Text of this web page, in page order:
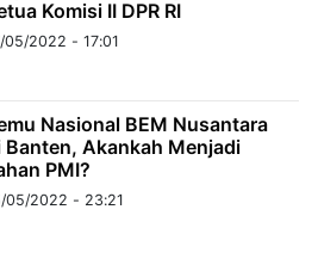
Komisi II DPR RI
05/2022 - 17:01
Nasional BEM Nusantara
Banten, Akankah Menjadi
PMI?
05/2022 - 23:21